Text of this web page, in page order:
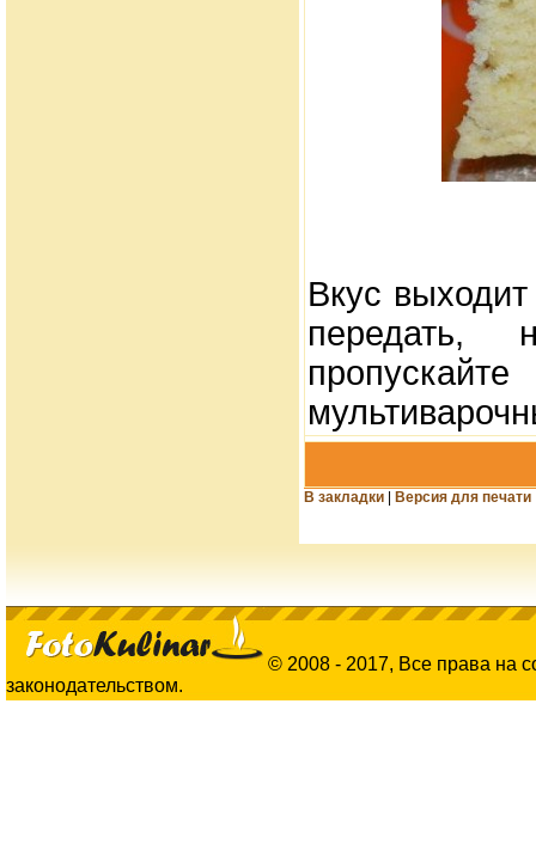
Вкус
передать,
В закладки Версия для печати
© 2008 - 2017, Все права на
законодательством.